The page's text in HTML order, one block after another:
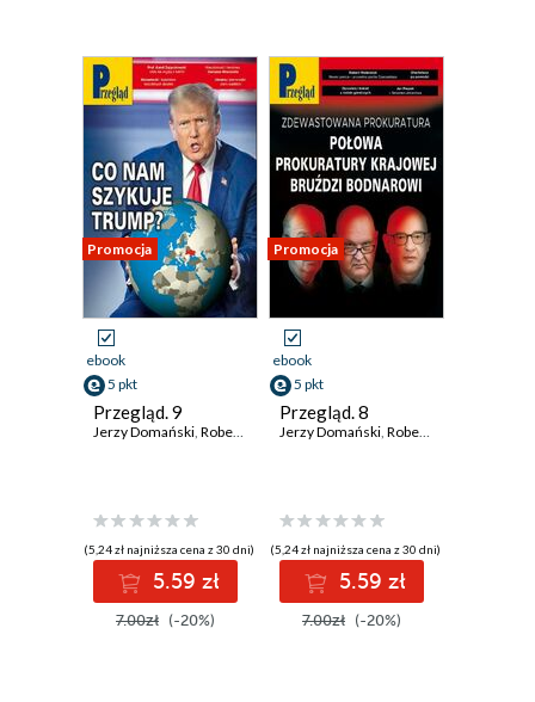
Promocja
ebook
5 pkt
Przegląd. 9
Jerzy Domański, Robert Walenciak ,Paweł Dybicz,Roman Kurkiewicz
(5,24 zł najniższa cena z 30 dni)
5.59 zł
7.00zł (-20%)
Promocja
ebook
5 pkt
Przegląd. 8
Jerzy Domański, Robert Walenciak
(5,24 zł najniższa cena z 30 dni)
5.59 zł
7.00zł (-20%)